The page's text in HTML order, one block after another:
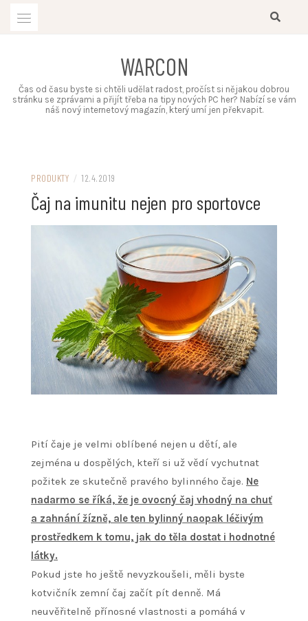
WARCON
Čas od času byste si chtěli udělat radost, pročíst si nějakou dobrou
stránku se zprávami a přijít třeba na tipy nových PC her? Nabízí se vám
náš nový internetový magazín, který umí jen překvapit.
PRODUKTY / 12.4.2019
Čaj na imunitu nejen pro sportovce
Pití čaje je velmi oblíbené nejen u dětí, ale
zejména u dospělých, kteří si už vědí vychutnat
požitek ze skutečně pravého bylinného čaje. Ne
nadarmo se říká, že je ovocný čaj vhodný na chuť
a zahnání žízně, ale ten bylinný naopak léčivým
prostředkem k tomu, jak do těla dostat i hodnotné
látky.
Pokud jste ho ještě nevyzkoušeli, měli byste
kotvičník zemní čaj začít pít denně. Má
neuvěřitelně přínosné vlastnosti a pomáhá v